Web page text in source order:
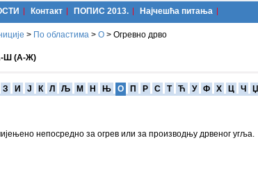
Контакт ПОПИС 2013. Најчешћa питања
> По областима > О > Огревно дрво
Ш (А-Ж)
З И Ј К Л Љ М Н Њ О П Р С Т Ћ У Ф Х Ц Ч Џ
непосредно за огрев или за производњу дрвеног угља.